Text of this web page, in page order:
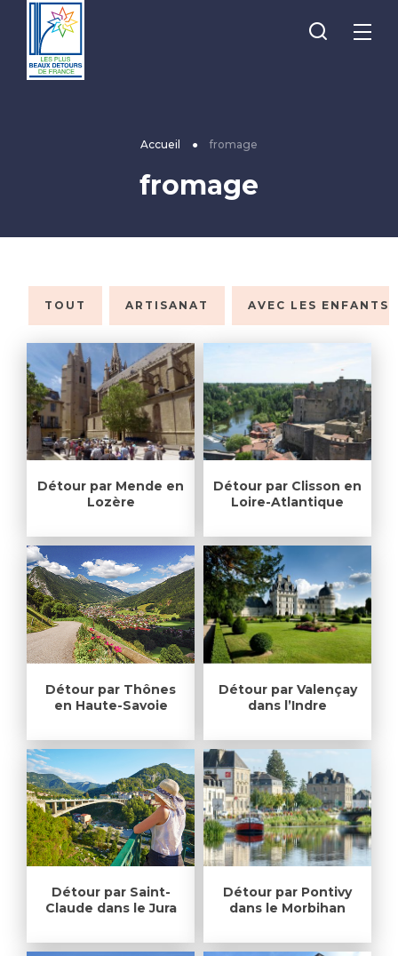
Je
Menu
Accueil ● fromage
fromage
TOUT ARTISANAT AVEC LES ENFANTS
Détour par Mende en
Lozère
Détour par Clisson en
Loire-Atlantique
Détour par Thônes
en Haute-Savoie
Détour par Valençay
dans l’Indre
Détour par Saint-
Claude dans le Jura
Détour par Pontivy
dans le Morbihan